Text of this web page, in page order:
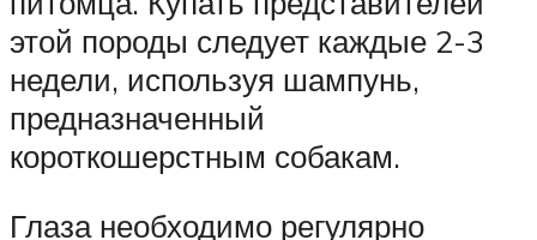
этой породы следует каждые 2-3
недели, используя шампунь,
предназначенный
короткошерстным собакам.
Глаза необходимо регулярно